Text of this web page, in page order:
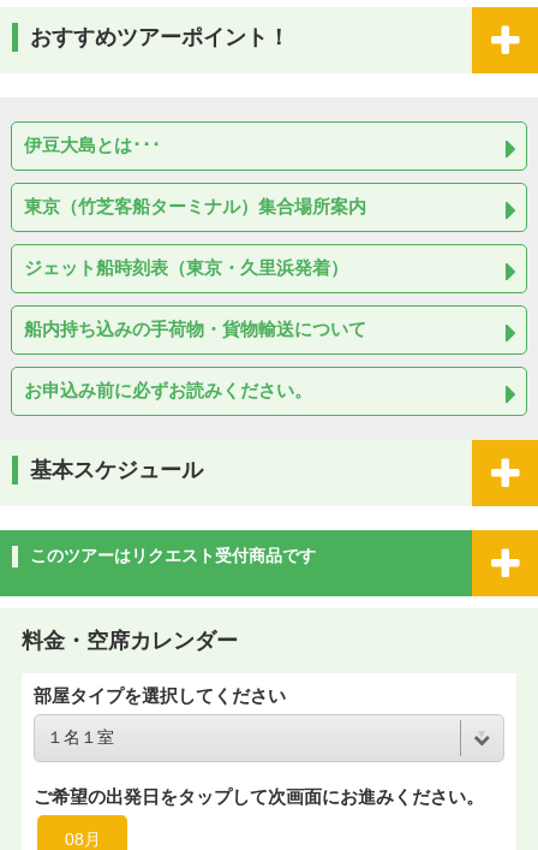
おすすめツアーポイント！
伊豆大島とは･･･
東京（竹芝客船ターミナル）集合場所案内
ジェット船時刻表（東京・久里浜発着）
船内持ち込みの手荷物・貨物輸送について
お申込み前に必ずお読みください。
基本スケジュール
このツアーはリクエスト受付商品です
料金・空席カレンダー
部屋タイプを選択してください
ご希望の出発日をタップして次画面にお進みください。
08月